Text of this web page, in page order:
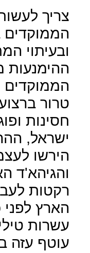
צריך
הממוקדים
ובעיתוי
ההימנעות
הממוקדים
טרור
חסינות
ישראל,
הירשו
והגיהא'ד
רקטות
עשרות
עוטף עזה